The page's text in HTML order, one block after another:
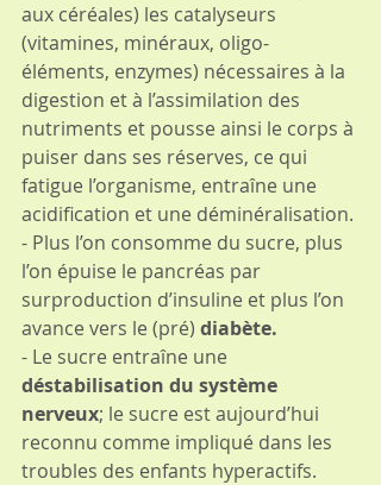
aux céréales) les catalyseurs
(vitamines, minéraux, oligo-
éléments, enzymes) nécessaires à la
digestion et à l’assimilation des
nutriments et pousse ainsi le corps à
puiser dans ses réserves, ce qui
fatigue l’organisme, entraîne une
acidification et une déminéralisation.
- Plus l’on consomme du sucre, plus
l’on épuise le pancréas par
surproduction d’insuline et plus l’on
avance vers le (pré) diabète.
- Le sucre entraîne une
déstabilisation du système
nerveux; le sucre est aujourd’hui
reconnu comme impliqué dans les
troubles des enfants hyperactifs.